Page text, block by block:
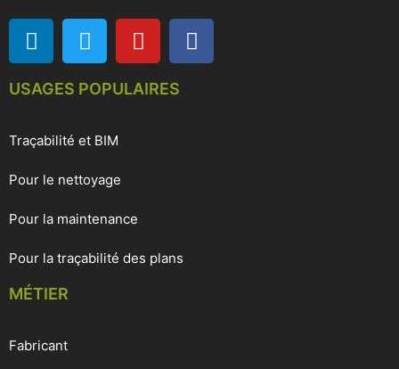
USAGES POPULAIRES
Traçabilité et BIM
Pour le nettoyage
Pour la maintenance
Pour la traçabilité des plans
MÉTIER
Fabricant